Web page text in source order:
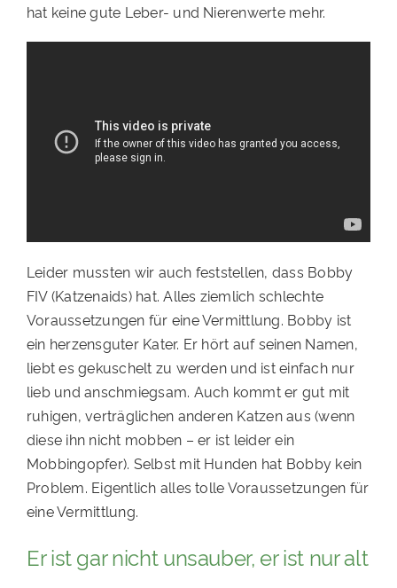
hat keine gute Leber- und Nierenwerte mehr.
Leider mussten wir auch feststellen, dass Bobby
FIV (Katzenaids) hat. Alles ziemlich schlechte
Voraussetzungen für eine Vermittlung. Bobby ist
ein herzensguter Kater. Er hört auf seinen Namen,
liebt es gekuschelt zu werden und ist einfach nur
lieb und anschmiegsam. Auch kommt er gut mit
ruhigen, verträglichen anderen Katzen aus (wenn
diese ihn nicht mobben – er ist leider ein
Mobbingopfer). Selbst mit Hunden hat Bobby kein
Problem. Eigentlich alles tolle Voraussetzungen für
eine Vermittlung.
Er ist gar nicht unsauber, er ist nur alt